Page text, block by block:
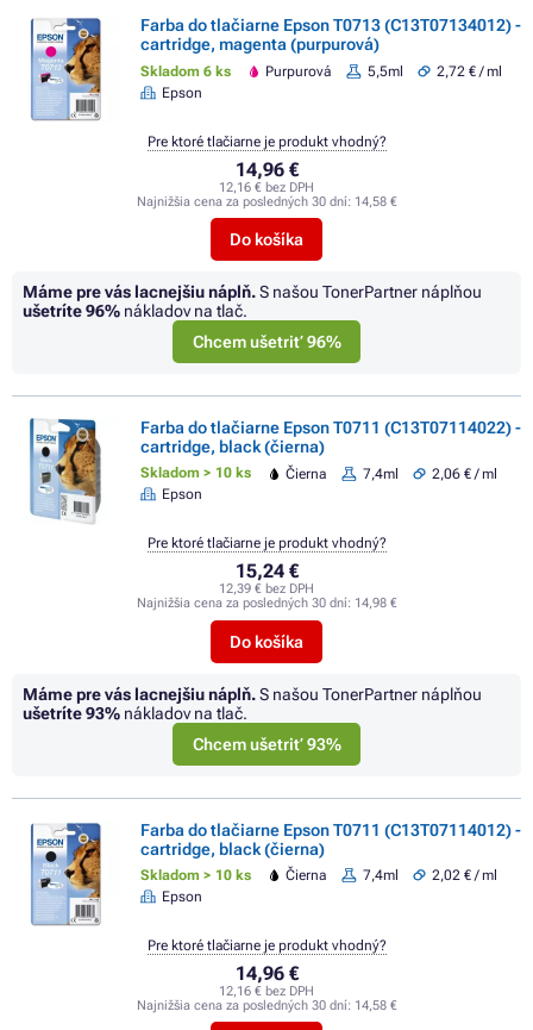
Farba do tlačiarne Epson T0713 (C13T07134012) -
cartridge, magenta (purpurová)
Skladom 6 ks Purpurová 5,5ml
2,72 € / ml
Epson
14,96 €
12,16 € bez DPH
Najnižšia cena za posledných 30 dní: 14,58 €
Do košíka
Pre ktoré tlačiarne je produkt vhodný?
Máme pre vás lacnejšiu náplň.S našou TonerPartner náplňou
ušetríte96% nákladov na tlač.
Chcem ušetriť 96%
Farba do tlačiarne Epson T0711 (C13T07114022) -
cartridge, black (čierna)
Skladom > 10 ks Čierna 7,4ml
2,06 € / ml
Epson
15,24 €
12,39 € bez DPH
Najnižšia cena za posledných 30 dní: 14,98 €
Do košíka
Pre ktoré tlačiarne je produkt vhodný?
Máme pre vás lacnejšiu náplň.S našou TonerPartner náplňou
ušetríte93% nákladov na tlač.
Chcem ušetriť 93%
Farba do tlačiarne Epson T0711 (C13T07114012) -
cartridge, black (čierna)
Skladom > 10 ks Čierna 7,4ml
2,02 € / ml
Epson
14,96 €
12,16 € bez DPH
Najnižšia cena za posledných 30 dní: 14,58 €
Pre ktoré tlačiarne je produkt vhodný?